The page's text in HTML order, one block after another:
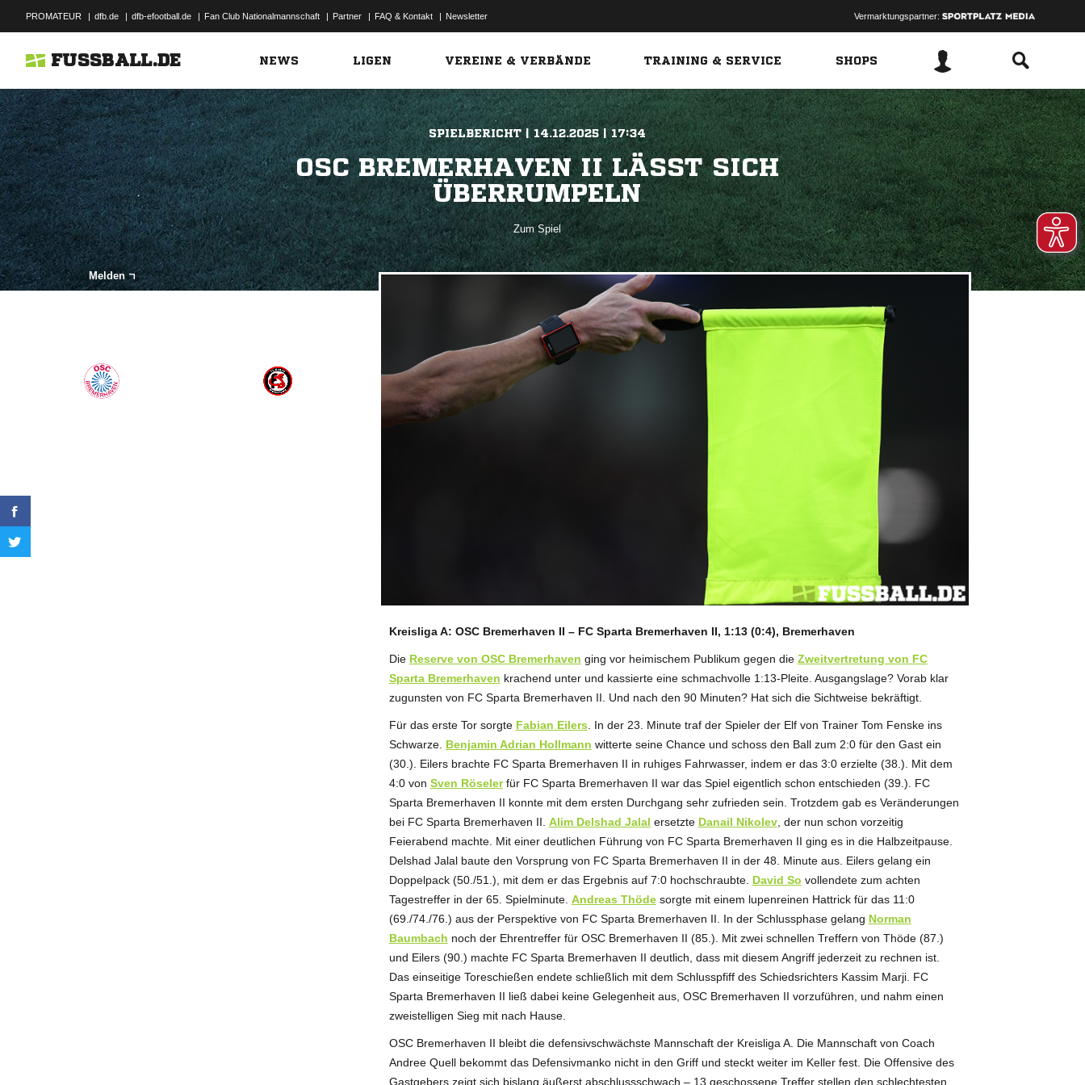
PROMATEUR | dfb.de | dfb-efootball.de | Fan Club Nationalmannschaft | Partner | FAQ & Kontakt | Newsletter Vermarktungspartner:
FUSSBALL.DE NEWS LIGEN VEREINE & VERBÄNDE TRAINING & SERVICE SHOPS
SPIELBERICHT | 14.12.2025 | 17:34
OSC BREMERHAVEN II LÄSST SICH
ÜBERRUMPELN
Zum Spiel
Melden
ANZEIGE
Kreisliga A: OSC Bremerhaven II – FC Sparta Bremerhaven II, 1:13 (0:4), Bremerhaven
Die Reserve von OSC Bremerhaven ging vor heimischem Publikum gegen die Zweitvertretung von FC
Sparta Bremerhaven krachend unter und kassierte eine schmachvolle 1:13-Pleite. Ausgangslage? Vorab klar
zugunsten von FC Sparta Bremerhaven II. Und nach den 90 Minuten? Hat sich die Sichtweise bekräftigt.
Für das erste Tor sorgte Fabian Eilers . In der 23. Minute traf der Spieler der Elf von Trainer Tom Fenske ins
Schwarze. Benjamin Adrian Hollmann witterte seine Chance und schoss den Ball zum 2:0 für den Gast ein
(30.). Eilers brachte FC Sparta Bremerhaven II in ruhiges Fahrwasser, indem er das 3:0 erzielte (38.). Mit dem
4:0 von Sven Röselerfür FC Sparta Bremerhaven II war das Spiel eigentlich schon entschieden (39.). FC
Sparta Bremerhaven II konnte mit dem ersten Durchgang sehr zufrieden sein. Trotzdem gab es Veränderungen
bei FC Sparta Bremerhaven II. Alim Delshad Jalal ersetzte Danail Nikolev, der nun schon vorzeitig
Feierabend machte. Mit einer deutlichen Führung von FC Sparta Bremerhaven II ging es in die Halbzeitpause.
Delshad Jalal baute den Vorsprung von FC Sparta Bremerhaven II in der 48. Minute aus. Eilers gelang ein
Doppelpack (50./51.), mit dem er das Ergebnis auf 7:0 hochschraubte. David So vollendete zum achten
Tagestreffer in der 65. Spielminute. Andreas Thödesorgte mit einem lupenreinen Hattrick für das 11:0
(69./74./76.) aus der Perspektive von FC Sparta Bremerhaven II. In der Schlussphase gelang Norman
Baumbach noch der Ehrentreffer für OSC Bremerhaven II (85.). Mit zwei schnellen Treffern von Thöde (87.)
und Eilers (90.) machte FC Sparta Bremerhaven II deutlich, dass mit diesem Angriff jederzeit zu rechnen ist.
Das einseitige Toreschießen endete schließlich mit dem Schlusspfiff des Schiedsrichters Kassim Marji. FC
Sparta Bremerhaven II ließ dabei keine Gelegenheit aus, OSC Bremerhaven II vorzuführen, und nahm einen
zweistelligen Sieg mit nach Hause.
OSC Bremerhaven II bleibt die defensivschwächste Mannschaft der Kreisliga A. Die Mannschaft von Coach
Andree Quell bekommt das Defensivmanko nicht in den Griff und steckt weiter im Keller fest. Die Offensive des
Gastgebers zeigt sich bislang äußerst abschlussschwach – 13 geschossene Treffer stellen den schlechtesten